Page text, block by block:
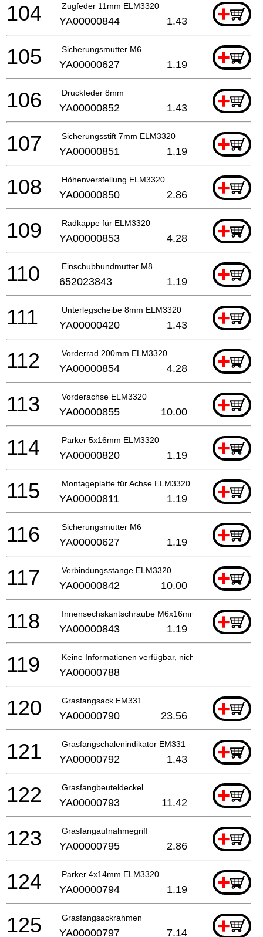
Zugfeder 11mm ELM3320 +
104 YA00000844 1.43
Sicherungsmutter M6 +
105 YA00000627 1.19
Druckfeder 8mm +
106 YA00000852 1.43
Sicherungsstift 7mm ELM3320 +
107 YA00000851 1.19
Höhenverstellung ELM3320 +
108 YA00000850 2.86
Radkappe für ELM3320 +
109 YA00000853 4.28
Einschubbundmutter M8 +
110 652023843 1.19
Unterlegscheibe 8mm ELM3320 +
111 YA00000420 1.43
Vorderrad 200mm ELM3320 +
112 YA00000854 4.28
Vorderachse ELM3320 +
113 YA00000855 10.00
Parker 5x16mm ELM3320 +
114 YA00000820 1.19
Montageplatte für Achse ELM3320 +
115 YA00000811 1.19
Sicherungsmutter M6 +
116 YA00000627 1.19
Verbindungsstange ELM3320 +
117 YA00000842 10.00
Innensechskantschraube M6x16mm +
118 YA00000843 1.19
Keine Informationen verfügbar, nicht bestellbar
119 YA00000788
Grasfangsack EM331 +
120 YA00000790 23.56
Grasfangschalenindikator EM331 +
121 YA00000792 1.43
Grasfangbeuteldeckel +
122 YA00000793 11.42
Grasfangaufnahmegriff +
123 YA00000795 2.86
Parker 4x14mm ELM3320 +
124 YA00000794 1.19
Grasfangsackrahmen +
125 YA00000797 7.14